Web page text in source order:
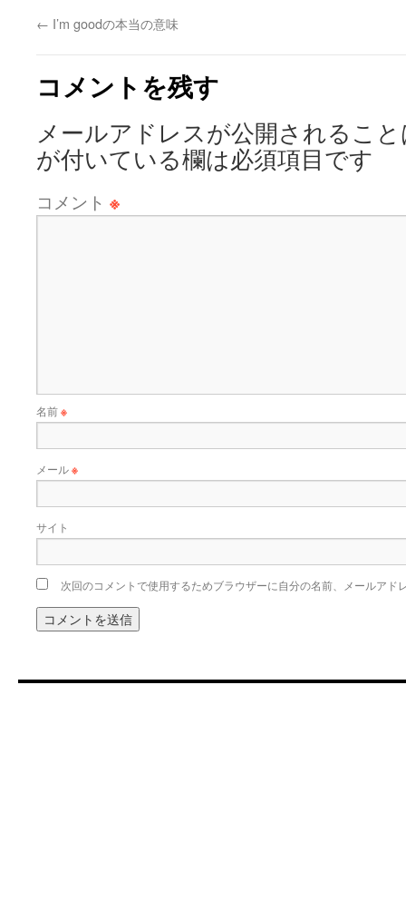
← I’m goodの本当の意味
コメントを残す
メールアドレスが公開されるこ
が付いている欄は必須項目です
コメント ※
名前※
メール※
サイト
次回のコメントで使用するためブラウザーに自分の名前、メールアド